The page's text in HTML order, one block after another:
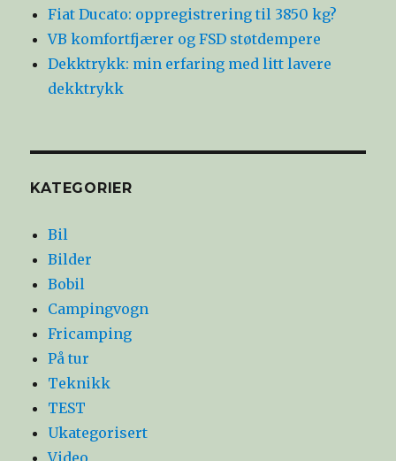
Fiat Ducato: oppregistrering til 3850 kg?
VB komfortfjærer og FSD støtdempere
Dekktrykk: min erfaring med litt lavere
dekktrykk
KATEGORIER
Bil
Bilder
Bobil
Campingvogn
Fricamping
På tur
Teknikk
TEST
Ukategorisert